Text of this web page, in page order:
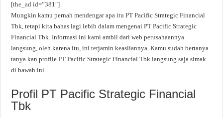
[the_ad id=”381″]
Mungkin kamu pernah mendengar apa itu PT Pacific Strategic Financial
Tbk, tetapi kita bahas lagi lebih dalam mengenai PT Pacific Strategic
Financial Tbk. Informasi ini kami ambil dari web perusahaannya
langsung, oleh karena itu, ini terjamin keasliannya. Kamu sudah bertanya
tanya kan profile PT Pacific Strategic Financial Tbk langsung saja simak
di bawah ini.
Profil PT Pacific Strategic Financial
Tbk